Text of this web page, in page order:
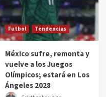
Futbol Tendencias
México sufre, remonta y
vuelve a los Juegos
Olímpicos; estará en Los
Ángeles 2028